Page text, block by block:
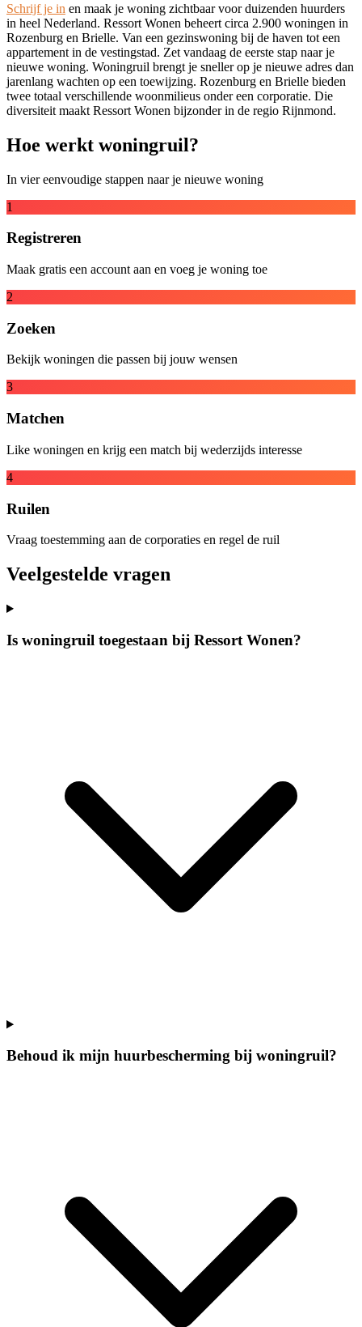
Schrijf je in en maak je woning zichtbaar voor duizenden huurders
in heel Nederland. Ressort Wonen beheert circa 2.900 woningen in
Rozenburg en Brielle. Van een gezinswoning bij de haven tot een
appartement in de vestingstad. Zet vandaag de eerste stap naar je
nieuwe woning. Woningruil brengt je sneller op je nieuwe adres dan
jarenlang wachten op een toewijzing. Rozenburg en Brielle bieden
twee totaal verschillende woonmilieus onder een corporatie. Die
diversiteit maakt Ressort Wonen bijzonder in de regio Rijnmond.
Hoe werkt woningruil?
In vier eenvoudige stappen naar je nieuwe woning
1
Registreren
Maak gratis een account aan en voeg je woning toe
2
Zoeken
Bekijk woningen die passen bij jouw wensen
3
Matchen
Like woningen en krijg een match bij wederzijds interesse
4
Ruilen
Vraag toestemming aan de corporaties en regel de ruil
Veelgestelde vragen
Is woningruil toegestaan bij Ressort Wonen?
Behoud ik mijn huurbescherming bij woningruil?